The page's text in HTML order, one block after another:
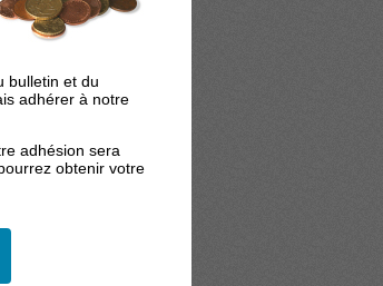
bulletin et du
adhérer à notre
adhésion sera
obtenir votre